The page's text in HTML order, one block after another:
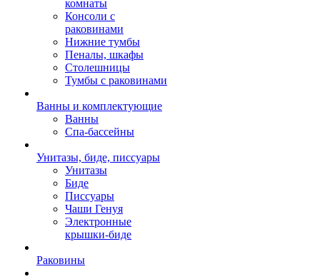
комнаты
Консоли с
раковинами
Нижние тумбы
Пеналы, шкафы
Столешницы
Тумбы с раковинами
Ванны и комплектующие
Ванны
Спа-бассейны
Унитазы, биде, писсуары
Унитазы
Биде
Писсуары
Чаши Генуя
Электронные
крышки-биде
Раковины